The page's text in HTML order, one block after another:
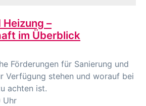
–
im Überblick
Förderungen für Sanierung und
Verfügung stehen und worauf bei
achten ist.
Uhr